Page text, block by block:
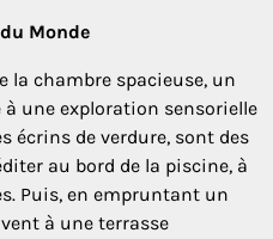
Monde
la chambre spacieuse, un
une exploration sensorielle
écrins de verdure, sont des
au bord de la piscine, à
Puis, en empruntant un
à une terrasse